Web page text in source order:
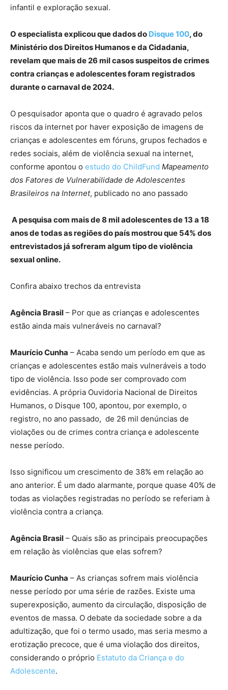
infantil e exploração sexual.
O especialista explicou que dados do Disque 100, do
Ministério dos Direitos Humanos e da Cidadania,
revelam que mais de 26 mil casos suspeitos de crimes
contra crianças e adolescentes foram registrados
durante o carnaval de 2024.
O pesquisador aponta que o quadro é agravado pelos
riscos da internet por haver exposição de imagens de
crianças e adolescentes em fóruns, grupos fechados e
redes sociais, além de violência sexual na internet,
conforme apontou o estudo do ChildFund Mapeamento
dos Fatores de Vulnerabilidade de Adolescentes
Brasileiros na Internet, publicado no ano passado
A pesquisa com mais de 8 mil adolescentes de 13 a 18
anos de todas as regiões do país mostrou que 54% dos
entrevistados já sofreram algum tipo de violência
sexual online.
Confira abaixo trechos da entrevista
Agência Brasil – Por que as crianças e adolescentes
estão ainda mais vulneráveis no carnaval?
Maurício Cunha – Acaba sendo um período em que as
crianças e adolescentes estão mais vulneráveis a todo
tipo de violência. Isso pode ser comprovado com
evidências. A própria Ouvidoria Nacional de Direitos
Humanos, o Disque 100, apontou, por exemplo, o
registro, no ano passado, de 26 mil denúncias de
violações ou de crimes contra criança e adolescente
nesse período.
Isso significou um crescimento de 38% em relação ao
ano anterior. É um dado alarmante, porque quase 40% de
todas as violações registradas no período se referiam à
violência contra a criança.
Agência Brasil – Quais são as principais preocupações
em relação às violências que elas sofrem?
Maurício Cunha – As crianças sofrem mais violência
nesse período por uma série de razões. Existe uma
superexposição, aumento da circulação, disposição de
eventos de massa. O debate da sociedade sobre a da
adultização, que foi o termo usado, mas seria mesmo a
erotização precoce, que é uma violação dos direitos,
considerando o próprio Estatuto da Criança e do
Adolescente.